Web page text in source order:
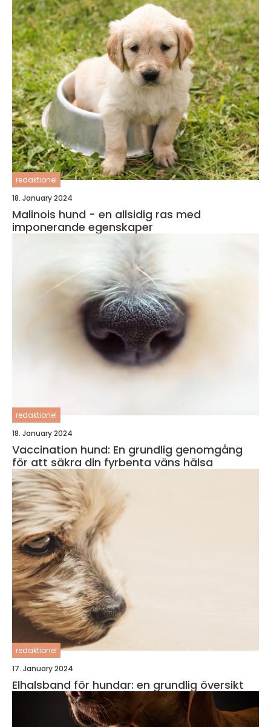
redaktionel
18. January 2024
Malinois hund - en allsidig ras med
imponerande egenskaper
redaktionel
18. January 2024
Vaccination hund: En grundlig genomgång
för att säkra din fyrbenta väns hälsa
redaktionel
17. January 2024
Elhalsband för hundar: en grundlig översikt